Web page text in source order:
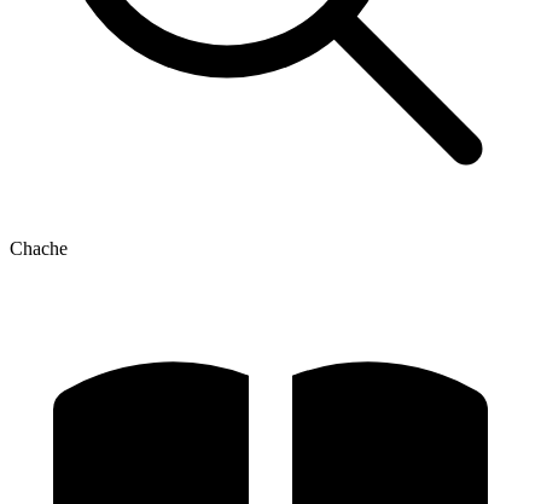
Chache